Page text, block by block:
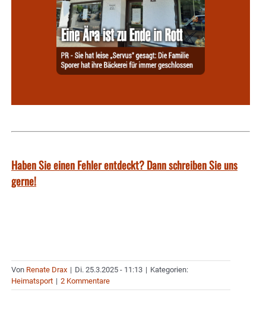
Haben Sie einen Fehler entdeckt? Dann schreiben Sie uns
gerne!
Von Renate Drax | Di. 25.3.2025 - 11:13 | Kategorien:
Heimatsport | 2 Kommentare